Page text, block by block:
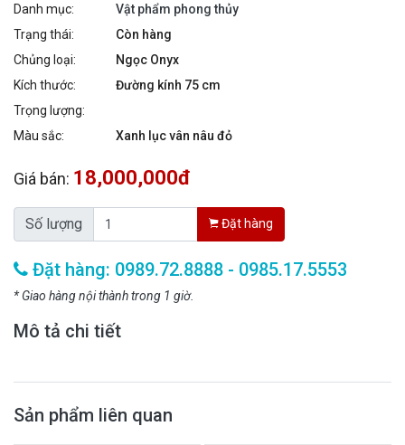
Danh mục:
Vật phẩm phong thủy
Trạng thái:
Còn hàng
Chủng loại:
Ngọc Onyx
Kích thước:
Đường kính 75 cm
Trọng lượng:
Màu sắc:
Xanh lục vân nâu đỏ
Giá bán: 18,000,000đ
Số lượng Đặt hàng
Đặt hàng: 0989.72.8888 - 0985.17.5553
* Giao hàng nội thành trong 1 giờ.
Mô tả chi tiết
Sản phẩm liên quan